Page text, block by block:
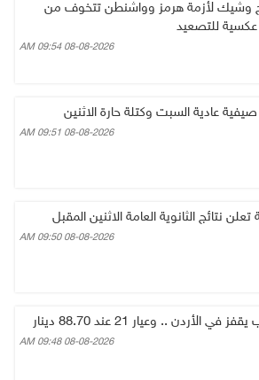
وشيك لأزمة هرمز وواشنطن تتخوف من
عكسية للتصعيد
08-08-2026 09:54 AM
صيفية عادية السبت وكتلة حارة الاثنين
08-08-2026 09:51 AM
تعلن نتائج الثانوية العامة الاثنين المقبل
08-08-2026 09:50 AM
في الأردن .. وعيار 21 عند 88.70 دينار
08-08-2026 09:48 AM